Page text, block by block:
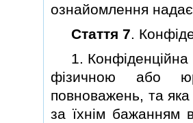
ознайомлення
Стаття 7.
1. Конфiденцiйна
фiзичною або
повноважень, та
за їхнiм бажанням